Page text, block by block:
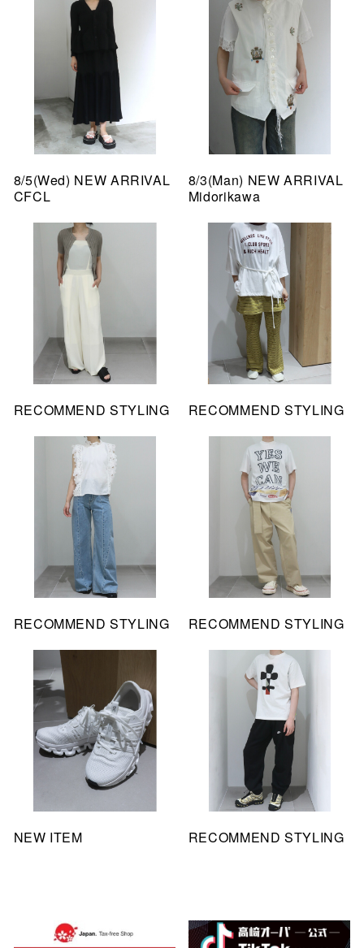
8/5(Wed) NEW ARRIVAL
CFCL
8/3(Man) NEW ARRIVAL
Midorikawa
RECOMMEND STYLING RECOMMEND STYLING
RECOMMEND STYLING RECOMMEND STYLING
NEW ITEM RECOMMEND STYLING